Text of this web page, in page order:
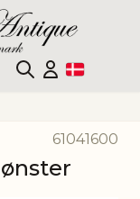
61041600